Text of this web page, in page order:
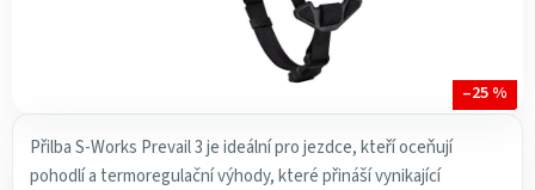
Přilba S-Works Prevail 3 je ideální pro jezdce, kteří oceňují
pohodlí a termoregulační výhody, které přináší vynikající
–25 %